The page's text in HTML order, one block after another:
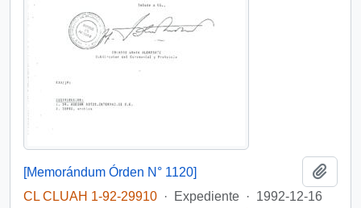
[Memorándum Órden N° 1120]
CL CLUAH 1-92-29910 · Expediente · 1992-12-16